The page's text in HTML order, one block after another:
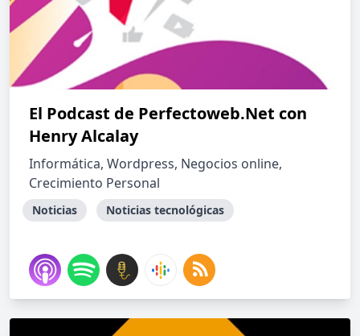
El Podcast de Perfectoweb.Net con
Henry Alcalay
Informática, Wordpress, Negocios online,
Crecimiento Personal
Noticias Noticias tecnológicas